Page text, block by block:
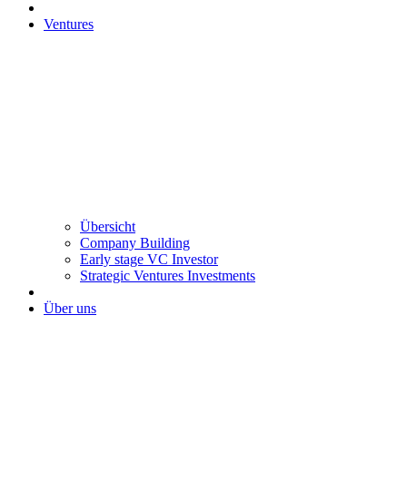
Ventures
Übersicht
Company Building
Early stage VC Investor
Strategic Ventures Investments
Über uns